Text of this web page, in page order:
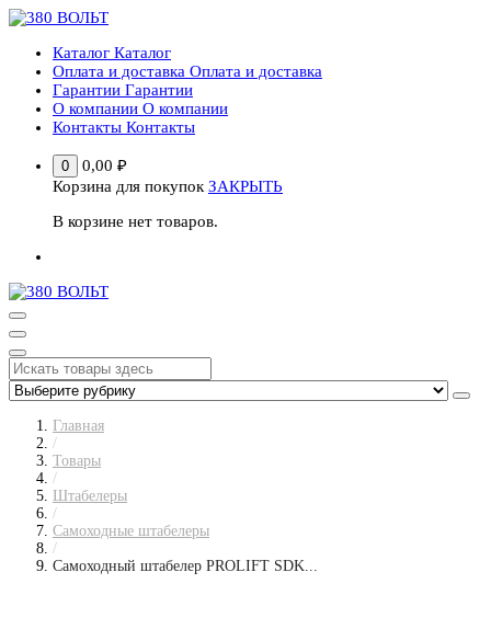
Перейти
содержимому
Каталог Каталог
Оплата и доставка Оплата и доставка
Гарантии Гарантии
О компании О компании
Контакты Контакты
0 0,00 ₽
Корзина для покупок ЗАКРЫТЬ
В корзине нет товаров.
Главная
/
Товары
/
Штабелеры
/
Самоходные штабелеры
/
Самоходный штабелер PROLIFT SDK...